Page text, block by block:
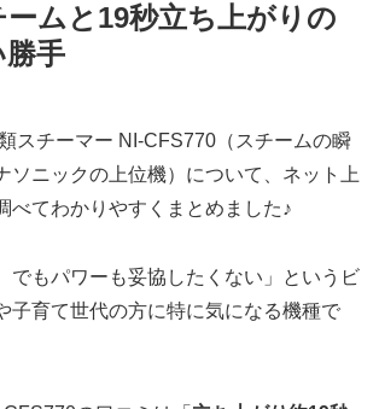
ムと19秒立ち上がりの
勝手
スチーマー NI-CFS770（スチームの瞬
ソニックの上位機）について、ネット上
べてわかりやすくまとめました♪
でもパワーも妥協したくない」というビ
子育て世代の方に特に気になる機種で